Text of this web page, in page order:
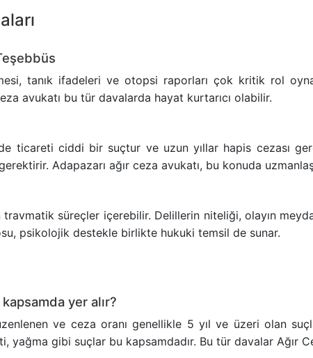
tanık ifadeleri ve otopsi raporları çok kritik rol
avukatı bu tür davalarda hayat kurtarıcı olabilir.
ticareti ciddi bir suçtur ve uzun yıllar hapis cezası
Adapazarı ağır ceza avukatı, bu konuda
travmatik süreçler içerebilir. Delillerin niteliği, olayın
psikolojik destekle birlikte hukuki temsil de sunar.
yer alır?
ve ceza oranı genellikle 5 yıl ve üzeri olan
yağma gibi suçlar bu kapsamdadır. Bu tür davalar Ağır